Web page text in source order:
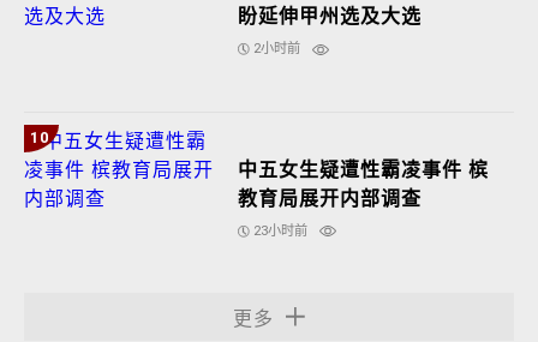
盼延伸甲州选及大选
2小时前
10
中五女生疑遭性霸凌事件 槟
教育局展开内部调查
23小时前
更多